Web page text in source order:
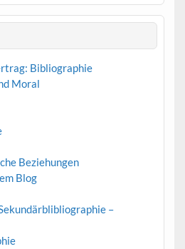
Bibliographie
Moral
Beziehungen
Blog
–